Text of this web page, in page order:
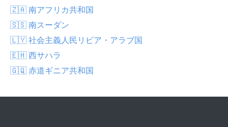
🇿🇦 南アフリカ共和国
🇸🇸 南スーダン
🇱🇾 社会主義人民リビア・アラブ国
🇪🇭 西サハラ
🇬🇶 赤道ギニア共和国